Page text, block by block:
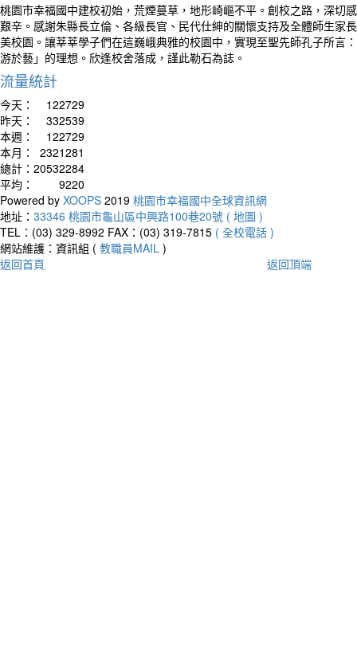
桃園市幸福國中建校初始，荒煙蔓草，地形崎嶇不平。創校之路，深切
艱辛。感謝朱縣長立倫、各級長官、民代仕紳的關懷支持及全體師生家
美校園。讓莘莘學子們在這巍峨典雅的校園中，實現至聖先師孔子所言
游於藝」的理想。欣逢校舍落成，謹此勒石為誌。
流量統計
今天：
122729
昨天：
332539
本週：
122729
本月：
2321281
總計： 20532284
平均：
9220
Powered by XOOPS 2019 桃園市幸福國中全球資訊網
地址： 33346 桃園市龜山區中興路100巷20號 ( 地圖 )
TEL：(03) 329-8992 FAX：(03) 319-7815 ( 全校電話 )
網站維護：資訊組 ( 教職員MAIL )
返回首頁
返回頂端